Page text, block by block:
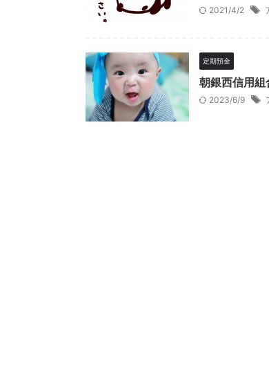
2021/4/2
定期預金
朝銀西信用組
2023/6/9